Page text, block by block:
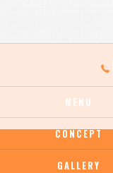
MENU
CONCEPT
GALLERY